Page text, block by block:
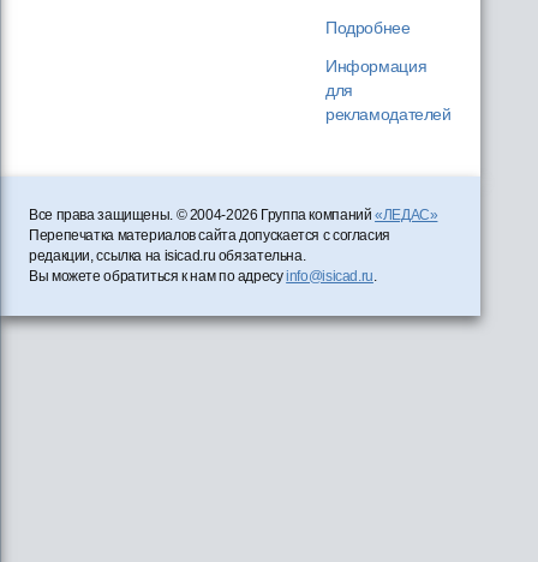
Подробнее
Информация
для
рекламодателей
Все права защищены. © 2004-2026 Группа компаний«ЛЕДАС»
Перепечатка материалов сайта допускается с согласия
редакции, ссылка на isicad.ru обязательна.
Вы можете обратиться к нам по адресуinfo@isicad.ru.